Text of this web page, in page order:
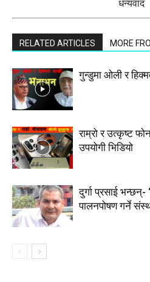
धन्यवाद
RELATED ARTICLES MORE
गुन्डुमा ओली र
राम्रो र उत्कृष्ट
उपयोगी भिडियो
दुर्गा प्रसाई भन्छन्-
पालनपोषण गर्ने